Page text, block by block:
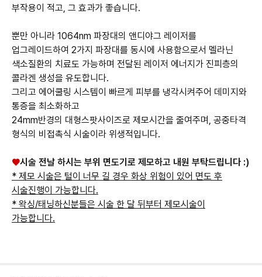
부작용이 적고, 그 효과가 좋습니다.
뿐만 아니라 1064nm 파장대의 앤디야그 레이저를
업그레이드하여 2가지 파장대를 동시에 사용함으로서 멜라닌
색소질환의 치료도 가능하며 전달된 레이저 에너지가 진피층의
콜라겐 생성을 유도합니다.
그리고 에어쿨링 시스템이 빠르게 피부를 냉각시켜주어 데미지와
통증을 최소화하고
24mm반경의 대형스팟사이즈로 제모시간을 줄여주며, 공중타격
형식의 비접촉식 시술이라 ​위생적입니다.
♥시술 전날 하시는 부위 면도기로 제모하고 내원 부탁드립니다 :)
* 제모 시술은 털이 너무 길 경우 화상 위험이 있어 면도 후
시술진행이 가능합니다.
* 왁싱/태닝하신분들은 시술 한 달 뒤부터 제모시술이